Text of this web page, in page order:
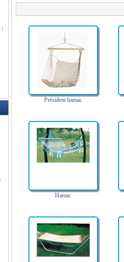
：
Président hamac
Hamac